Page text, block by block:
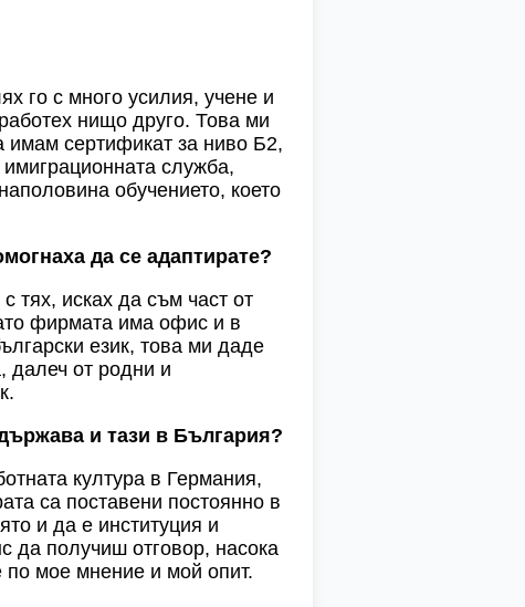
го с много усилия, учене и
нищо друго. Това ми
имам сертификат за ниво Б2,
служба,
обучението, което
да се адаптирате?
тях, исках да съм част от
фирмата има офис и в
език, това ми даде
далеч от родни и
и тази в България?
култура в Германия,
са поставени постоянно в
и да е институция и
да получиш отговор, насока
по мое мнение и мой опит.